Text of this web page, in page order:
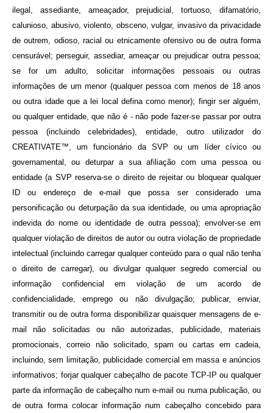
ilegal, assediante, ameaçador, prejudicial, tortuoso, difamatório,
calunioso, abusivo, violento, obsceno, vulgar, invasivo da privacidade
de outrem, odioso, racial ou etnicamente ofensivo ou de outra forma
censurável; perseguir, assediar, ameaçar ou prejudicar outra pessoa;
se for um adulto, solicitar informações pessoais ou outras
informações de um menor (qualquer pessoa com menos de 18 anos
ou outra idade que a lei local defina como menor); fingir ser alguém,
ou qualquer entidade, que não é - não pode fazer-se passar por outra
pessoa (incluindo celebridades), entidade, outro utilizador do
CREATIVATE™, um funcionário da SVP ou um líder cívico ou
governamental, ou deturpar a sua afiliação com uma pessoa ou
entidade (a SVP reserva-se o direito de rejeitar ou bloquear qualquer
ID ou endereço de e-mail que possa ser considerado uma
personificação ou deturpação da sua identidade, ou uma apropriação
indevida do nome ou identidade de outra pessoa); envolver-se em
qualquer violação de direitos de autor ou outra violação de propriedade
intelectual (incluindo carregar qualquer conteúdo para o qual não tenha
o direito de carregar), ou divulgar qualquer segredo comercial ou
informação confidencial em violação de um acordo de
confidencialidade, emprego ou não divulgação; publicar, enviar,
transmitir ou de outra forma disponibilizar quaisquer mensagens de e-
mail não solicitadas ou não autorizadas, publicidade, materiais
promocionais, correio não solicitado, spam ou cartas em cadeia,
incluindo, sem limitação, publicidade comercial em massa e anúncios
informativos; forjar qualquer cabeçalho de pacote TCP-IP ou qualquer
parte da informação de cabeçalho num e-mail ou numa publicação, ou
de outra forma colocar informação num cabeçalho concebido para